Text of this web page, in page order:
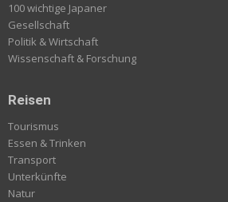
100 wichtige Japaner
Gesellschaft
Politik & Wirtschaft
Wissenschaft & Forschung
Reisen
Tourismus
Essen & Trinken
Transport
Unterkünfte
Natur